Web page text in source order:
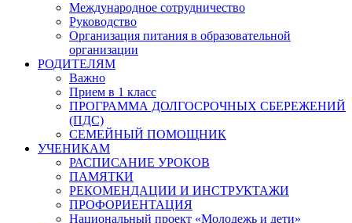
Международное сотрудничество
Руководство
Организация питания в образовательной
организации
РОДИТЕЛЯМ
Важно
Прием в 1 класс
ПРОГРАММА ДОЛГОСРОЧНЫХ СБЕРЕЖЕНИЙ
(ПДС)
СЕМЕЙНЫЙ ПОМОЩНИК
УЧЕНИКАМ
РАСПИСАНИЕ УРОКОВ
ПАМЯТКИ
РЕКОМЕНДАЦИИ И ИНСТРУКТАЖИ
ПРОФОРИЕНТАЦИЯ
Национальный проект «Молодежь и дети»